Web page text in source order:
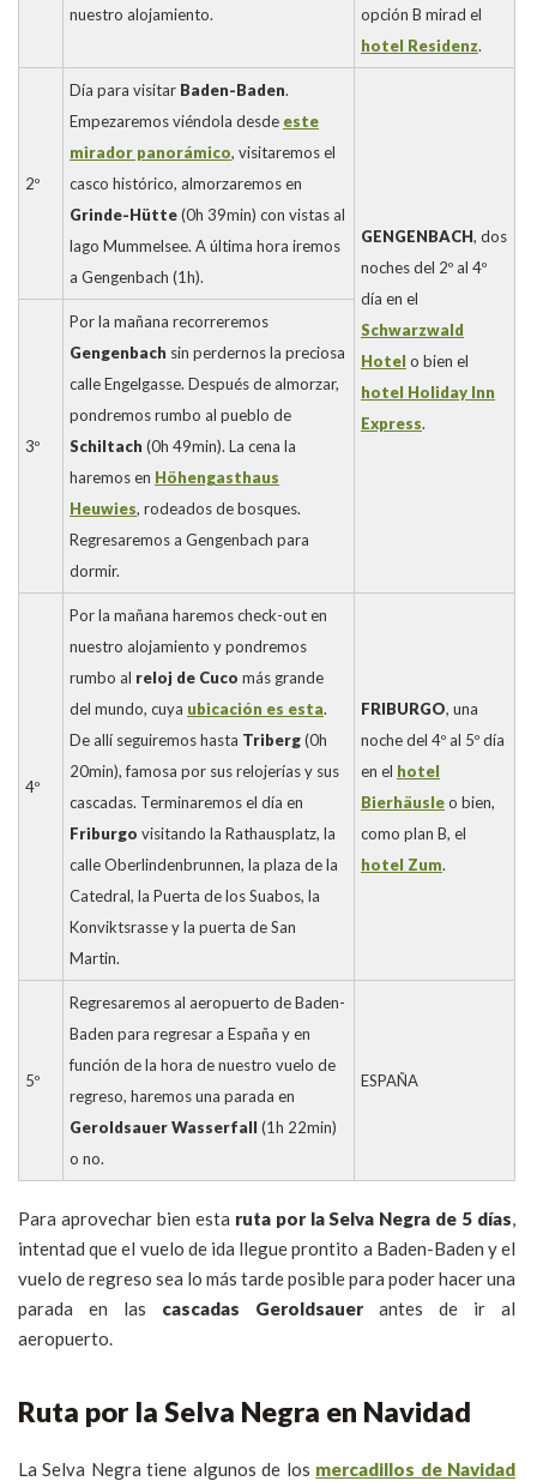
nuestro alojamiento.
opción B mirad el
hotel Residenz.
2º
Día para visitar Baden-Baden.
Empezaremos viéndola desde este
mirador panorámico, visitaremos el
casco histórico, almorzaremos en
Grinde-Hütte(0h 39min) con vistas al
lago Mummelsee. A última hora iremos
a Gengenbach (1h).
GENGENBACH, dos
noches del 2º al 4º
día en el
Schwarzwald
Hotel o bien el
hotel Holiday Inn
Express.
3º
Por la mañana recorreremos
Gengenbach sin perdernos la preciosa
calle Engelgasse. Después de almorzar,
pondremos rumbo al pueblo de
Schiltach (0h 49min). La cena la
haremos en Höhengasthaus
Heuwies, rodeados de bosques.
Regresaremos a Gengenbach para
dormir.
4º
Por la mañana haremos check-out en
nuestro alojamiento y pondremos
rumbo al reloj de Cuco más grande
del mundo, cuya ubicación es esta.
De allí seguiremos hasta Triberg(0h
20min), famosa por sus relojerías y sus
cascadas. Terminaremos el día en
Friburgo visitando la Rathausplatz, la
calle Oberlindenbrunnen, la plaza de la
Catedral, la Puerta de los Suabos, la
Konviktsrasse y la puerta de San
Martin.
FRIBURGO, una
noche del 4º al 5º día
en el hotel
Bierhäusleo bien,
como plan B, el
hotel Zum.
5º
Regresaremos al aeropuerto de Baden-
Baden para regresar a España y en
función de la hora de nuestro vuelo de
regreso, haremos una parada en
Geroldsauer Wasserfall (1h 22min)
o no.
ESPAÑA
Para aprovechar bien esta ruta por la Selva Negra de 5 días
intentad que el vuelo de ida llegue prontito a Baden-Baden y el
vuelo de regreso sea lo más tarde posible para poder hacer una
parada en las cascadas Geroldsauerantes de ir al
aeropuerto.
Ruta por la Selva Negra en Navidad
La Selva Negra tiene algunos de los mercadillos de Navidad